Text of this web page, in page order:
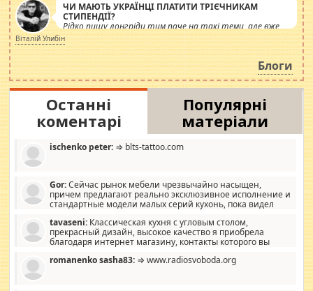
ЧИ МАЮТЬ УКРАЇНЦІ ПЛАТИТИ ТРІЄЧНИКАМ
СТИПЕНДІЇ?
Рідко пишу лонгріди тим паче на такі теми, але вже
просто дістало! Обурюють сьогоднішні інсенуації
навколо стипендіального питання. Штучно
роздувається ще одна соціальна катастрофа.
Віталій Улибін
Блоги
Останні
коментарі
Популярні
матеріали
ischenko peter: ⇒ blts-tattoo.com
Gor:Сейчас рынок мебели чрезвычайно насыщен,
причем предлагают реально эксклюзивное исполнение и
стандартные модели малых серий кухонь, пока видел
стандартные формы, в MebelOk, креативненько и что главное -
со вкусом все в порядке, без ненужных наворотов удорожающих
мебель, а это не последний фактор.
tavaseni: Классическая кухня с угловым столом,
прекрасный дизайн, высокое качество я приобрела
благодаря интернет магазину, контакты которого вы
romanenko sasha83: ⇒ www.radiosvoboda.org